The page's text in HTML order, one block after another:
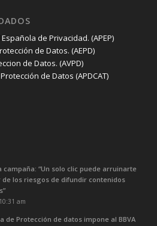
de Privacidad. (APEP)
de Datos. (AEPD)
de Datos. (AVPD)
de Datos (APDCAT)
campaña: “Un solo clic puede arruinarte
de los riesgos de difundir contenidos
am
de Protección de datos impone al BBVA